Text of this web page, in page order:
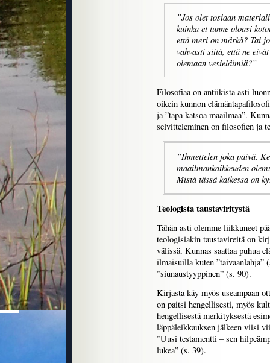
”Jos olet tosiaan
kuinka et tunne oloasi
että meri on märkä? Tai
vahvasti siitä, että ne
olemaan vesieläimiä?”
Filosofiaa on antiikista asti
oikein kunnon
ja ”tapa katsoa maailmaa”.
selvitteleminen on filosofien ja
”Ihmettelen joka päivä.
maailmankaikkeuden
Mistä tässä kaikessa on
Teologista taustaviritystä
Tähän asti olemme liikkuneet
teologisiakin taustavireitä on
välissä. Kunnas saattaa puhua
ilmaisuilla kuten ”taivaanlahja”
”siunaustyyppinen” (s. 90).
Kirjasta käy myös useampaan
on paitsi hengellisesti, myös
hengellisestä merkityksestä
läppäleikkauksen jälkeen viisi
”Uusi testamentti – sen
lukea” (s. 39).